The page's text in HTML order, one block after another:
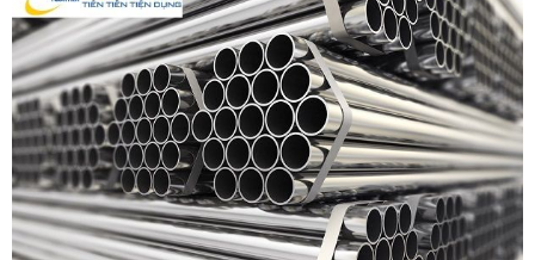
đến
phần
đầu
của
thư
viện
hình
ảnh